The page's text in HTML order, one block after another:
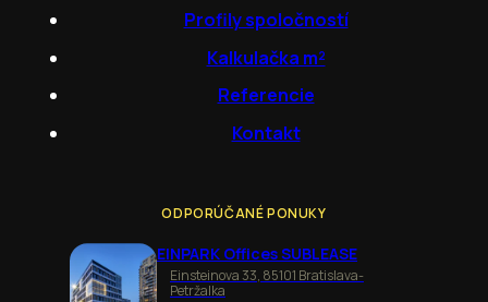
Profily spoločností
Kalkulačka m²
Referencie
Kontakt
ODPORÚČANÉ PONUKY
EINPARK Offices SUBLEASE
Einsteinova 33, 85101 Bratislava-
Petržalka